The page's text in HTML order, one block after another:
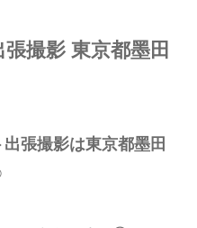
撮影 東京都墨田
張撮影は東京都墨田